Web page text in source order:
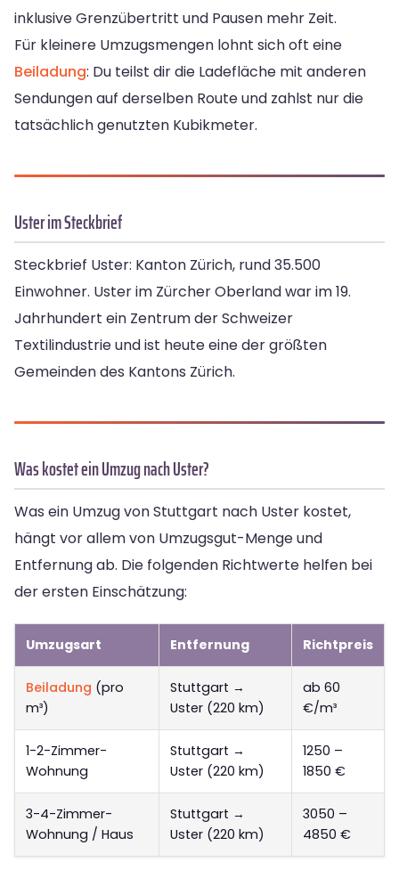
inklusive Grenzübertritt und Pausen mehr Zeit.
Für kleinere Umzugsmengen lohnt sich oft eine
Beiladung: Du teilst dir die Ladefläche mit anderen
Sendungen auf derselben Route und zahlst nur die
tatsächlich genutzten Kubikmeter.
Uster im Steckbrief
Steckbrief Uster: Kanton Zürich, rund 35.500
Einwohner. Uster im Zürcher Oberland war im 19.
Jahrhundert ein Zentrum der Schweizer
Textilindustrie und ist heute eine der größten
Gemeinden des Kantons Zürich.
Was kostet ein Umzug nach Uster?
Was ein Umzug von Stuttgart nach Uster kostet,
hängt vor allem von Umzugsgut-Menge und
Entfernung ab. Die folgenden Richtwerte helfen bei
der ersten Einschätzung:
Umzugsart Entfernung Richtpreis
Beiladung (pro
m³)
Stuttgart →
Uster (220 km)
ab 60
€/m³
1-2-Zimmer-
Wohnung
Stuttgart →
Uster (220 km)
1250 –
1850 €
3-4-Zimmer-
Wohnung / Haus
Stuttgart →
Uster (220 km)
3050 –
4850 €